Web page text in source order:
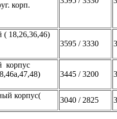
корп.
( 18,26,36,46)
3595 / 3330
корпус
3445 / 3200
корпус(
3040 / 2825